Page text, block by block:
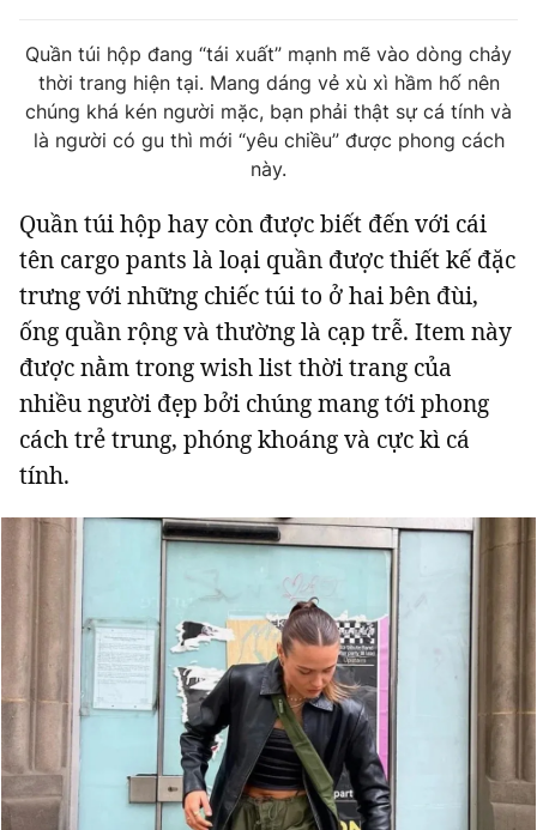
Tin thị trường Tin 360
Video Podcasts
Sản phẩm khác
Tiện ích Bạn cần biết
Thông tin tòa soạn Liên hệ quảng cáo
Đọc Thanh Niên trên điện thoại
Theo dõi báo trên
Hotline Liên hệ quảng cáo
Quần túi hộp đang “tái xuất” mạnh mẽ vào dòng chảy
thời trang hiện tại. Mang dáng vẻ xù xì hầm hố nên
chúng khá kén người mặc, bạn phải thật sự cá tính và
là người có gu thì mới “yêu chiều” được phong cách
này.
Quần túi hộp hay còn được biết đến với cái
tên cargo pants là loại quần được thiết kế đặc
trưng với những chiếc túi to ở hai bên đùi,
ống quần rộng và thường là cạp trễ. Item này
được nằm trong wish list thời trang của
nhiều người đẹp bởi chúng mang tới phong
cách trẻ trung, phóng khoáng và cực kì cá
tính.